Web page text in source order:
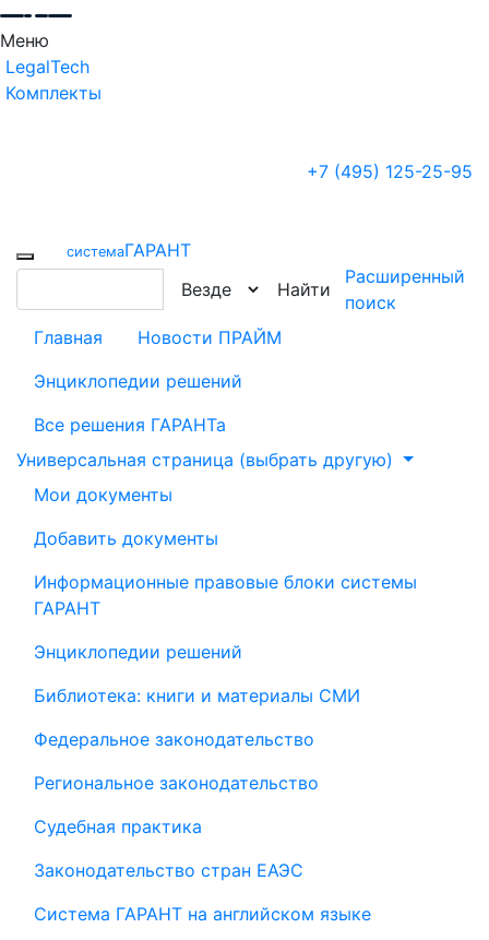
Меню
LegalTech
Комплекты
+7 (495) 125-25-95
cистемаГАРАНТ
Найти
Расширенный
поиск
Главная
Новости ПРАЙМ
Энциклопедии решений
Все решения ГАРАНТа
Универсальная страница (выбрать другую)
Мои документы
Добавить документы
Информационные правовые блоки системы
ГАРАНТ
Энциклопедии решений
Библиотека: книги и материалы СМИ
Федеральное законодательство
Региональное законодательство
Судебная практика
Законодательство стран ЕАЭС
Система ГАРАНТ на английском языке